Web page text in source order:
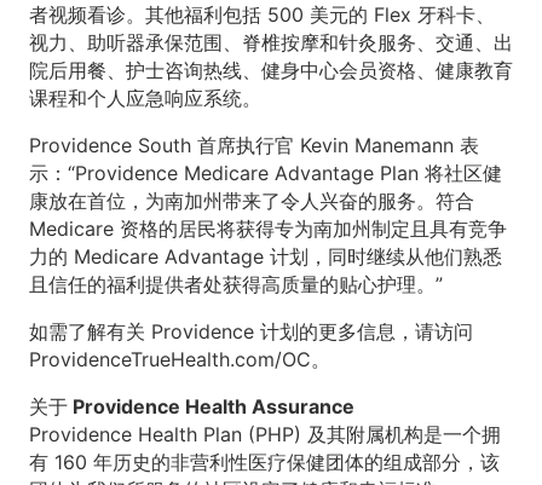
者视频看诊。其他福利包括 500 美元的 Flex 牙科卡、
视力、助听器承保范围、脊椎按摩和针灸服务、交通、出
院后用餐、护士咨询热线、健身中心会员资格、健康教育
课程和个人应急响应系统。
Providence South 首席执行官 Kevin Manemann 表
示：“Providence Medicare Advantage Plan 将社区健
康放在首位，为南加州带来了令人兴奋的服务。符合
Medicare 资格的居民将获得专为南加州制定且具有竞争
力的 Medicare Advantage 计划，同时继续从他们熟悉
且信任的福利提供者处获得高质量的贴心护理。”
如需了解有关 Providence 计划的更多信息，请访问
ProvidenceTrueHealth.com/OC。
关于 Providence Health Assurance
Providence Health Plan (PHP) 及其附属机构是一个拥
有 160 年历史的非营利性医疗保健团体的组成部分，该